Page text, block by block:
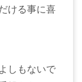
ける事に喜
しもないで